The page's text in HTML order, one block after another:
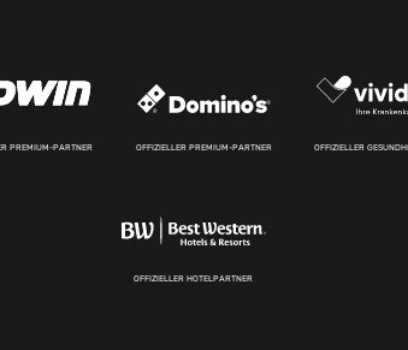
PREMIUM-PARTNER OFFIZIELLER PREMIUM-PARTNER OFFIZIELLER
OFFIZIELLER HOTELPARTNER